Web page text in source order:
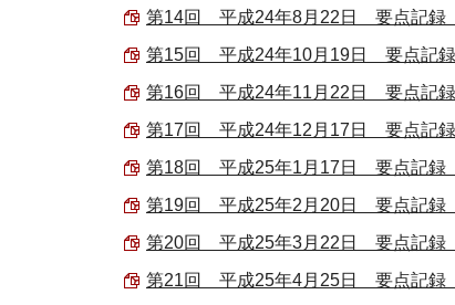
第14回 平成24年8月22日 要点記録
第15回 平成24年10月19日 要点記録
第16回 平成24年11月22日 要点記録
第17回 平成24年12月17日 要点記録
第18回 平成25年1月17日 要点記録
第19回 平成25年2月20日 要点記録
第20回 平成25年3月22日 要点記録
第21回 平成25年4月25日 要点記録